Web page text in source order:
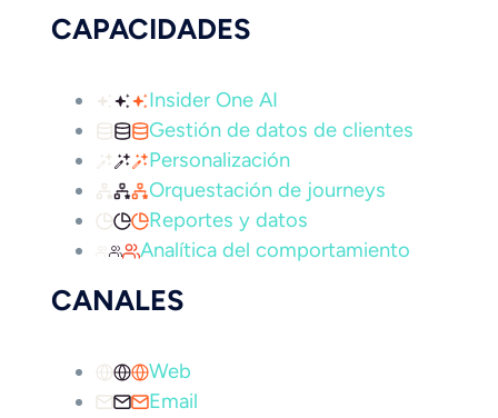
CAPACIDADES
Insider One AI
Gestión de datos de clientes
Personalización
Orquestación de journeys
Reportes y datos
Analítica del comportamiento
CANALES
Web
Email